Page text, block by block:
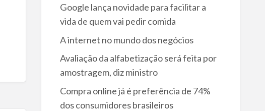
Google lança novidade para facilitar a
vida de quem vai pedir comida
A internet no mundo dos negócios
Avaliação da alfabetização será feita por
amostragem, diz ministro
Compra online já é preferência de 74%
dos consumidores brasileiros